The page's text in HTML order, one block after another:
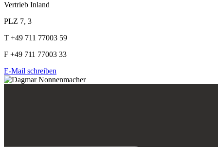
Vertrieb Inland
PLZ 7, 3
T +49 711 77003 59
F +49 711 77003 33
E-Mail schreiben